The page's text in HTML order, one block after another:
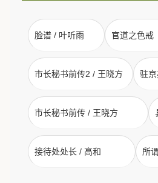
脸谱 / 叶听雨 官道之色戒
市长秘书前传2 / 王晓方 驻
市长秘书前传 / 王晓方
接待处处长 / 高和 所